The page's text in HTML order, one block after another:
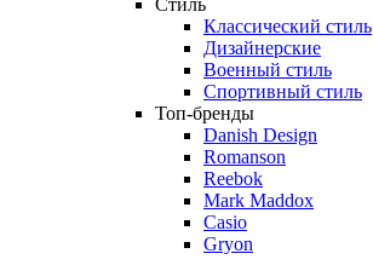
Стиль
Классический стиль
Дизайнерские
Военный стиль
Спортивный стиль
Топ-бренды
Danish Design
Romanson
Reebok
Mark Maddox
Casio
Gryon